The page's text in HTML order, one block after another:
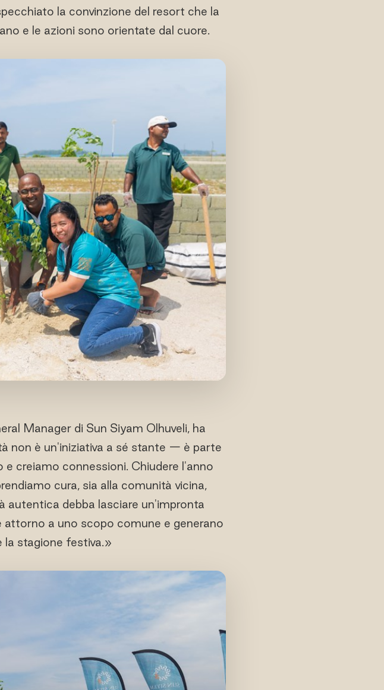
la convinzione del resort che la
e le azioni sono orientate dal cuore.
Manager di Sun Siyam Olhuveli, ha
non è un'iniziativa a sé stante — è parte
creiamo connessioni. Chiudere l'anno
cura, sia alla comunità vicina,
autentica debba lasciare un'impronta
attorno a uno scopo comune e generano
la stagione festiva.»